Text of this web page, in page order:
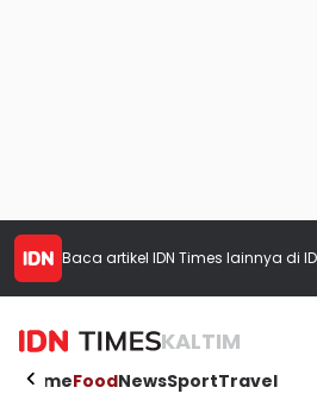
Baca artikel IDN Times lainnya di
KALTIM
HomeFoodNewsSportTravel